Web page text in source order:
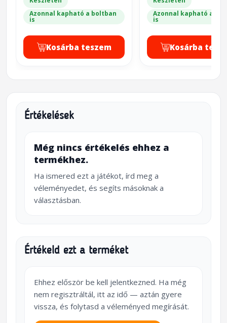
Azonnal kapható a boltban
is
Kosárba teszem
Azonnal kapható a
is
Kosárba
Értékelések
Még nincs értékelés ehhez a
termékhez.
Ha ismered ezt a játékot, írd meg a
véleményedet, és segíts másoknak a
választásban.
Értékeld ezt a terméket
Ehhez először be kell jelentkezned. Ha még
nem regisztráltál, itt az idő — aztán gyere
vissza, és folytasd a véleményed megírását.